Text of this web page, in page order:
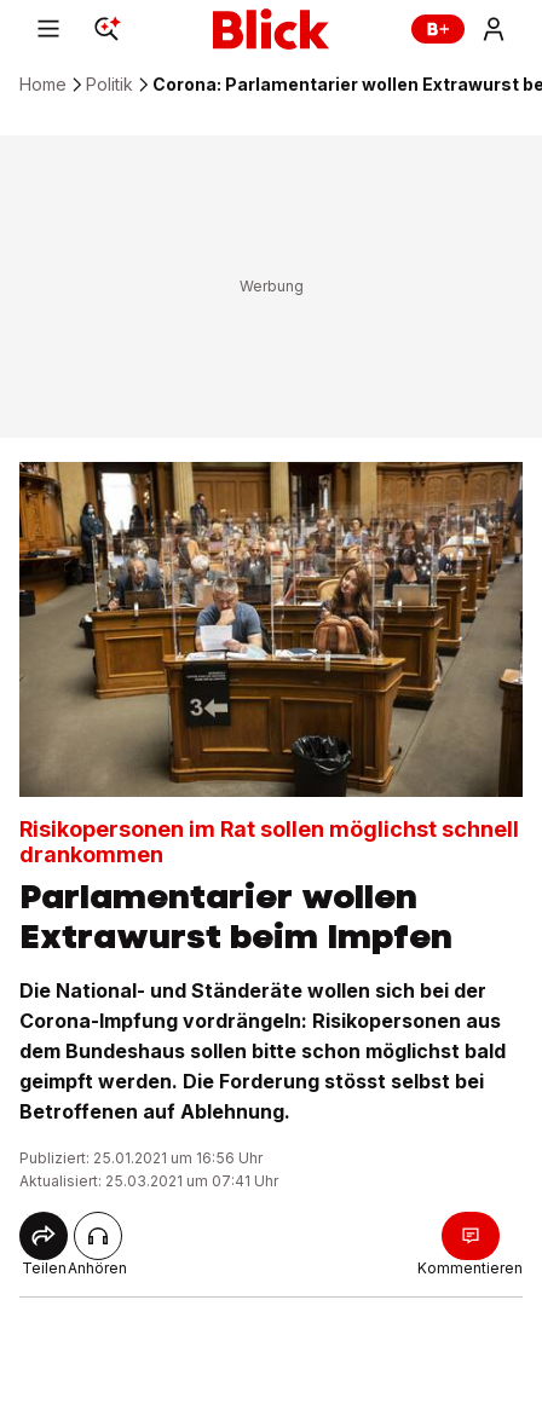
Home Politik Corona: Parlamentarier wollen Extrawurst
Risikopersonen im Rat sollen möglichst schnell
drankommen
Parlamentarier wollen
Extrawurst beim Impfen
Die National- und Ständeräte wollen sich bei der
Corona-Impfung vordrängeln: Risikopersonen aus
dem Bundeshaus sollen bitte schon möglichst bald
geimpft werden. Die Forderung stösst selbst bei
Betroffenen auf Ablehnung.
Publiziert: 25.01.2021 um 16:56 Uhr
Aktualisiert: 25.03.2021 um 07:41 Uhr
TeilenAnhören Kommentieren